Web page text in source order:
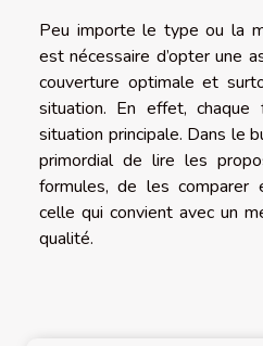
Peu importe le type ou la
est nécessaire d’opter une
couverture optimale et
situation. En effet, chaque
situation principale. Dans le
primordial de lire les
formules, de les comparer
celle qui convient avec un
qualité.